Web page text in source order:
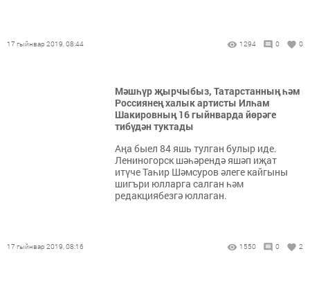
17 гыйнвар 2019, 08:44 1294 0 0
Мәшһүр җырчыбыз, Татарстанның һәм
Россиянең халык артисты Илһам
Шакировның 16 гыйнварда йөрәге
тибүдән туктады
Аңа быел 84 яшь тулган булыр иде.
Лениногорск шәһәрендә яшәп иҗат
итүче Таһир Шәмсуров әлеге кайгыны
шигъри юлларга салган һәм
редакциябезгә юллаган.
17 гыйнвар 2019, 08:16 1550 0 2